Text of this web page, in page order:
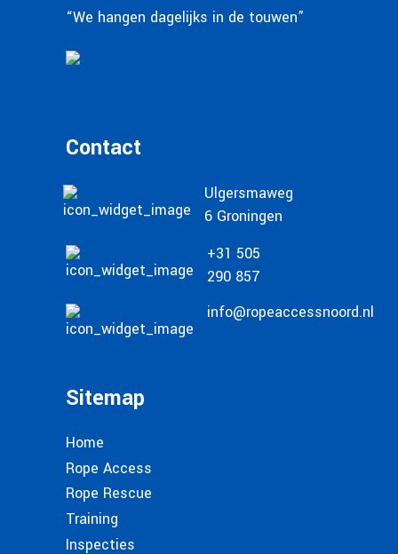
“We hangen dagelijks in de touwen”
Contact
Ulgersmaweg
6 Groningen
+31 505
290 857
info@ropeaccessnoord.nl
Sitemap
Home
Rope Access
Rope Rescue
Training
Inspecties